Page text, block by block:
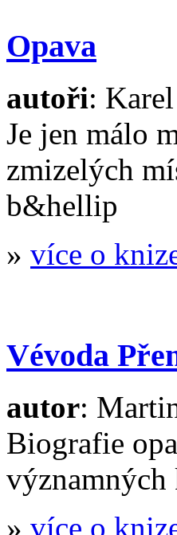
Opava
autoři:
Je jen málo
zmizelých
b&hellip
» více o
Vévoda
autor:
Biografie
» více o